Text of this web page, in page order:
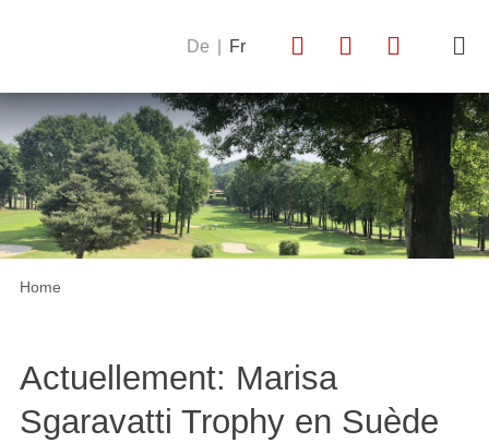
De Fr
Home
Actuellement: Marisa
Sgaravatti Trophy en Suède